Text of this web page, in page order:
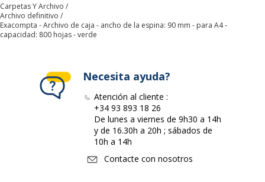
Tipo de producto
Características ambientales
Características ambientales
Impacto medioambiental undefined kg CO2e
Datos de identificación
Datos de identificación
Código de barras maestro 3130630895237
Exacompta
Carpetas Y Archivo
Archivo definitivo
Exacompta - Archivo de caja - ancho de la espina: 90 mm - para A4 -
capacidad: 800 hojas - verde
Necesita ayuda?
Atención al cliente :
+34 93 893 18 26
De lunes a viernes de 9h30 a 14h
y de 16.30h a 20h ; sábados de
10h a 14h
Contacte con nosotros